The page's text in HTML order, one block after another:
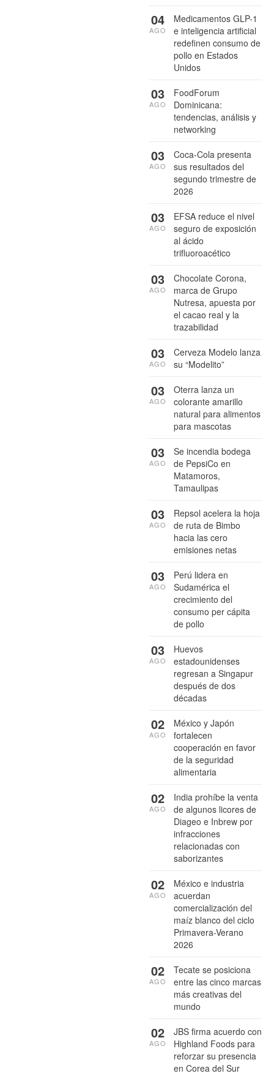
Medicamentos GLP-1
e inteligencia artificial
redefinen consumo de
pollo en Estados
Unidos
04
AGO
FoodForum
Dominicana:
tendencias, análisis y
networking
03
AGO
Coca-Cola presenta
sus resultados del
segundo trimestre de
2026
03
AGO
EFSA reduce el nivel
seguro de exposición
al ácido
trifluoroacético
03
AGO
Chocolate Corona,
marca de Grupo
Nutresa, apuesta por
el cacao real y la
trazabilidad
03
AGO
Cerveza Modelo lanza
su “Modelito”
03
AGO
Oterra lanza un
colorante amarillo
natural para alimentos
para mascotas
03
AGO
Se incendia bodega
de PepsiCo en
Matamoros,
Tamaulipas
03
AGO
Repsol acelera la hoja
de ruta de Bimbo
hacia las cero
emisiones netas
03
AGO
Perú lidera en
Sudamérica el
crecimiento del
consumo per cápita
de pollo
03
AGO
Huevos
estadounidenses
regresan a Singapur
después de dos
décadas
03
AGO
México y Japón
fortalecen
cooperación en favor
de la seguridad
alimentaria
02
AGO
India prohíbe la venta
de algunos licores de
Diageo e Inbrew por
infracciones
relacionadas con
saborizantes
02
AGO
México e industria
acuerdan
comercialización del
maíz blanco del ciclo
Primavera-Verano
2026
02
AGO
Tecate se posiciona
entre las cinco marcas
más creativas del
mundo
02
AGO
JBS firma acuerdo con
Highland Foods para
reforzar su presencia
en Corea del Sur
02
AGO